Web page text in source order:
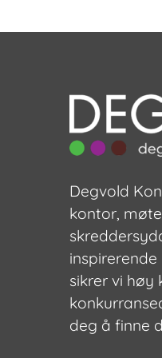
Degvold
kontor,
sikrer vi høy
deg å finne